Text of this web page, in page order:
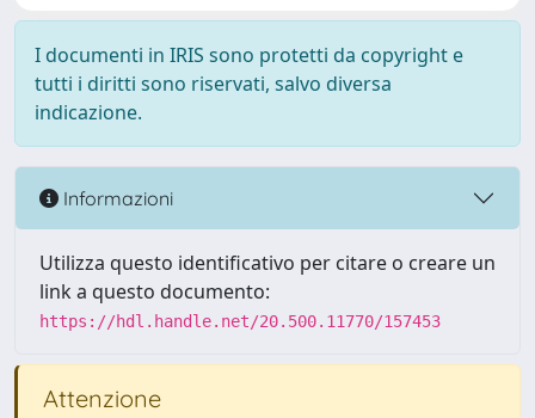
I documenti in IRIS sono protetti da copyright e
tutti i diritti sono riservati, salvo diversa
indicazione.
Informazioni
Utilizza questo identificativo per citare o creare un
link a questo documento:
https://hdl.handle.net/20.500.11770/157453
Attenzione